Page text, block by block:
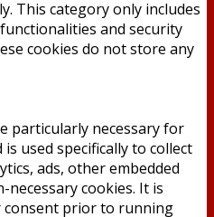
This category only includes
and security
cookies do not store any
particularly necessary for
used specifically to collect
ads, other embedded
cookies. It is
consent prior to running